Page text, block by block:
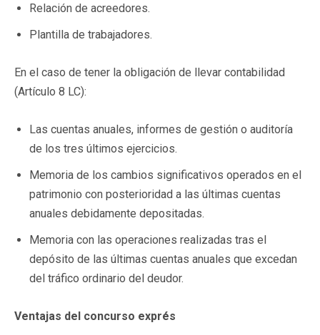
Relación de acreedores.
Plantilla de trabajadores.
En el caso de tener la obligación de llevar contabilidad
(Artículo 8 LC):
Las cuentas anuales, informes de gestión o auditoría
de los tres últimos ejercicios.
Memoria de los cambios significativos operados en el
patrimonio con posterioridad a las últimas cuentas
anuales debidamente depositadas.
Memoria con las operaciones realizadas tras el
depósito de las últimas cuentas anuales que excedan
del tráfico ordinario del deudor.
Ventajas del concurso exprés